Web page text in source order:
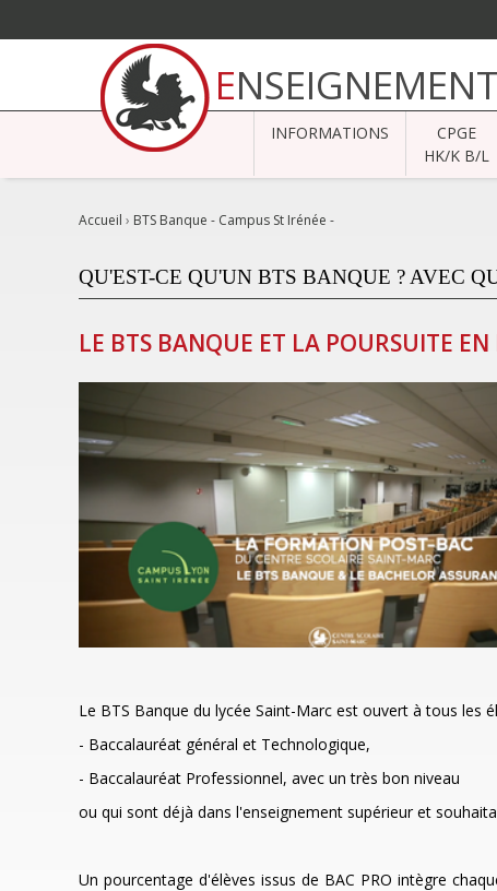
contenu.
Aller
INFORMATIONS
CPGE
HK/K B/L
Accueil › BTS Banque - Campus St Irénée -
QU'EST-CE QU'UN BTS BANQUE ? AVEC
LE BTS BANQUE ET LA POURSUITE
Le BTS Banque du lycée Saint-Marc est ouvert à tous les
- Baccalauréat général et Technologique,
- Baccalauréat Professionnel, avec un très bon niveau
ou qui sont déjà dans l'enseignement supérieur et
Un pourcentage d'élèves issus de BAC PRO intègre